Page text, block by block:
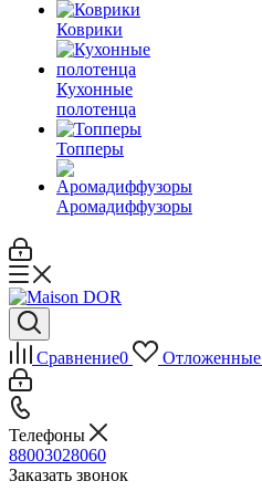
Коврики
Кухонные
полотенца
Топперы
Аромадиффузоры
Сравнение0 Отложенные
Телефоны
88003028060
Заказать звонок